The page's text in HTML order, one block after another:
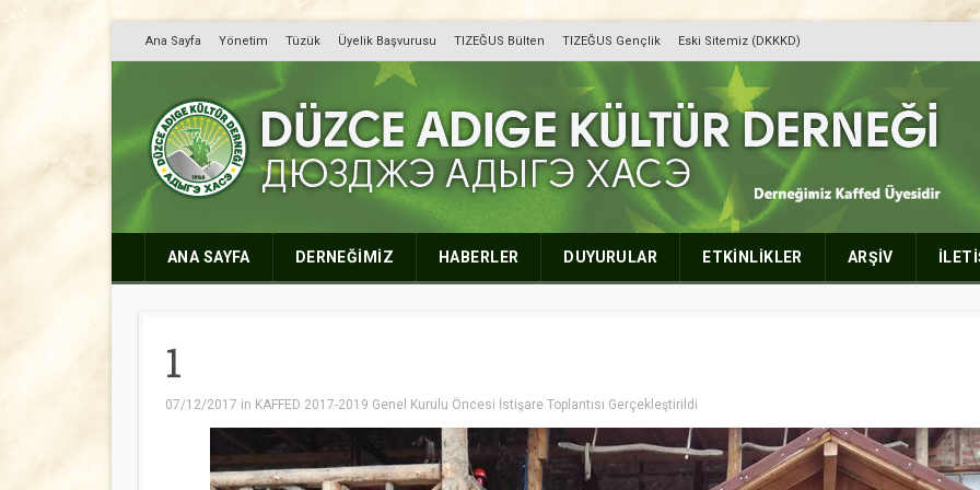
Ana Sayfa Yönetim Tüzük Üyelik Başvurusu TIZEĞUS Bülten TIZEĞUS Gençlik Eski Sitemiz (DKKKD)
Düzce Adıge Kültür Derneği
ANA SAYFA DERNEĞİMİZ HABERLER DUYURULAR ETKİNLİKLER ARŞİV
1
07/12/2017 in KAFFED 2017-2019 Genel Kurulu Öncesi İstişare Toplantısı Gerçekleştirildi